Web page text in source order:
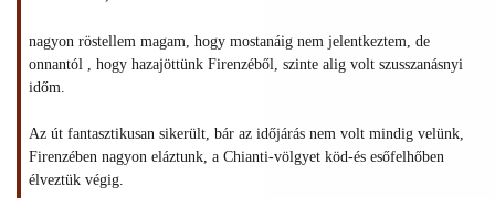
nagyon röstellem magam, hogy mostanáig nem jelentkeztem, de
onnantól , hogy hazajöttünk Firenzéből, szinte alig volt szusszanásnyi
időm.
Az út fantasztikusan sikerült, bár az időjárás nem volt mindig velünk,
Firenzében nagyon eláztunk, a Chianti-völgyet köd-és esőfelhőben
élveztük végig.